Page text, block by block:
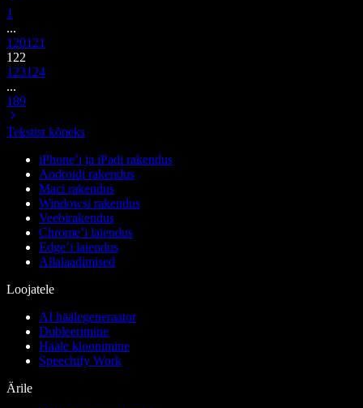
1
...
120121
122
123124
...
189
Tekstist kõneks
iPhone’i ja iPadi rakendus
Androidi rakendus
Maci rakendus
Windowsi rakendus
Veebirakendus
Chrome’i laiendus
Edge’i laiendus
Allalaadimised
Loojatele
AI häälegeneraator
Dubleerimine
Hääle kloonimine
Speechify Work
Ärile